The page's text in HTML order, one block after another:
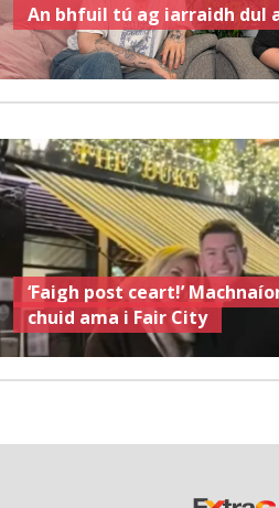
An bhfuil tú ag iarraidh dul
‘Faigh post ceart!’
chuid ama i Fair City